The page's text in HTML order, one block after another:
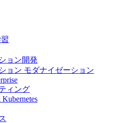
ョン開発
ョン モダナイゼーション
ィング